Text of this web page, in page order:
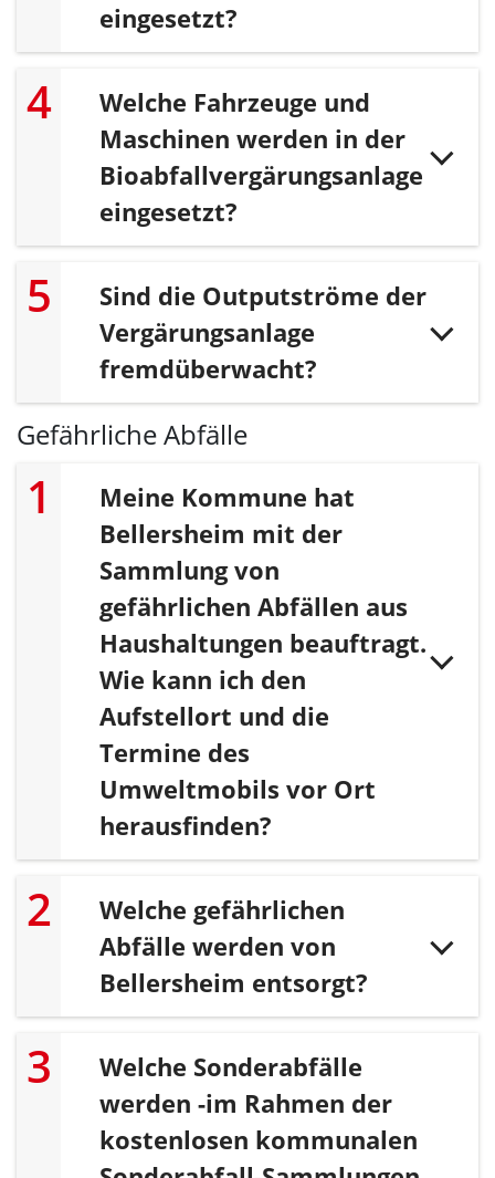
eingesetzt?
Welche Fahrzeuge und
Maschinen werden in der
Bioabfallvergärungsanlage
eingesetzt?
Sind die Outputströme der
Vergärungsanlage
fremdüberwacht?
Gefährliche Abfälle
Meine Kommune hat
Bellersheim mit der
Sammlung von
gefährlichen Abfällen aus
Haushaltungen beauftragt.
Wie kann ich den
Aufstellort und die
Termine des
Umweltmobils vor Ort
herausfinden?
Welche gefährlichen
Abfälle werden von
Bellersheim entsorgt?
Welche Sonderabfälle
werden -im Rahmen der
kostenlosen kommunalen